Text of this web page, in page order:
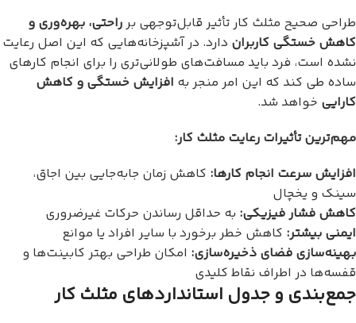
طراحی صحیح مثلث کار تأثیر قابل‌توجهی بر راحتی، بهره‌وری و
کاهش خستگی کاربران دارد. در آشپزخانه‌هایی که این اصل رعایت
نشده است، فرد باید مسافت‌های طولانی‌تری را برای انجام کارهای
ساده طی کند که این امر منجر به افزایش خستگی و کاهش
کارایی خواهد شد.
مهم‌ترین تأثیرات رعایت مثلث کار:
افزایش سرعت انجام کارها: کاهش زمان جابه‌جایی بین اجاق،
سینک و یخچال
کاهش فشار فیزیکی: به حداقل رساندن حرکات غیرضروری
ایمنی بیشتر: کاهش خطر برخورد با سایر افراد یا موانع
بهینه‌سازی فضای ذخیره‌سازی: امکان طراحی بهتر کابینت‌ها و
قفسه‌ها در اطراف نقاط کلیدی
جمع‌بندی و جدول استانداردهای مثلث کار